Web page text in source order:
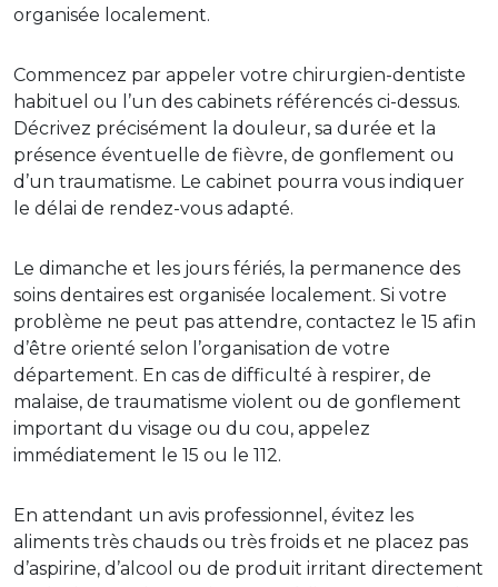
organisée localement.
Commencez par appeler votre chirurgien-dentiste
habituel ou l’un des cabinets référencés ci-dessus.
Décrivez précisément la douleur, sa durée et la
présence éventuelle de fièvre, de gonflement ou
d’un traumatisme. Le cabinet pourra vous indiquer
le délai de rendez-vous adapté.
Le dimanche et les jours fériés, la permanence des
soins dentaires est organisée localement. Si votre
problème ne peut pas attendre, contactez le 15 afin
d’être orienté selon l’organisation de votre
département. En cas de difficulté à respirer, de
malaise, de traumatisme violent ou de gonflement
important du visage ou du cou, appelez
immédiatement le 15 ou le 112.
En attendant un avis professionnel, évitez les
aliments très chauds ou très froids et ne placez pas
d’aspirine, d’alcool ou de produit irritant directement